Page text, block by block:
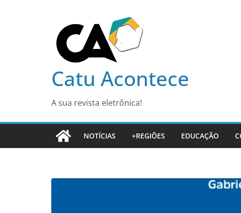
Catu Acontece
A sua revista eletrônica!
NOTÍCIAS +REGIÕES EDUCAÇÃO